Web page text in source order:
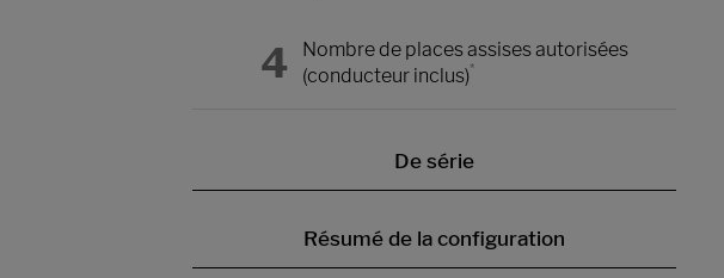
4
Nombre de places assises autorisées
(conducteur inclus)*
De série
Résumé de la configuration